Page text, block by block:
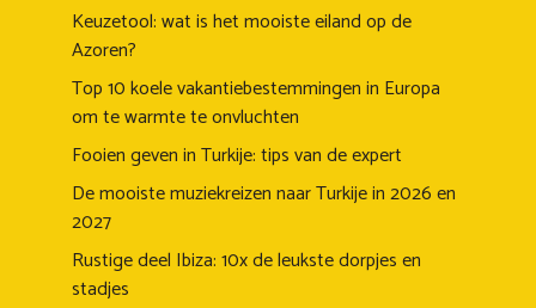
Keuzetool: wat is het mooiste eiland op de
Azoren?
Top 10 koele vakantiebestemmingen in Europa
om te warmte te onvluchten
Fooien geven in Turkije: tips van de expert
De mooiste muziekreizen naar Turkije in 2026 en
2027
Rustige deel Ibiza: 10x de leukste dorpjes en
stadjes